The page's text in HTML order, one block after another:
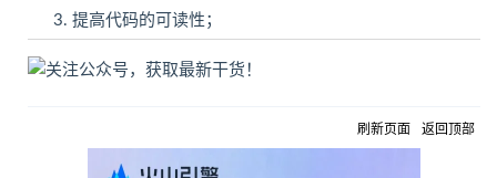
提高代码的可读性；
刷新页面 返回顶部